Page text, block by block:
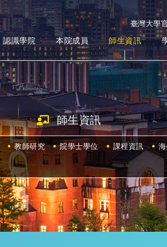
臺灣大學
認識學院 本院成員 師生資訊
師生資訊
教師研究 院學士學位 課程資訊